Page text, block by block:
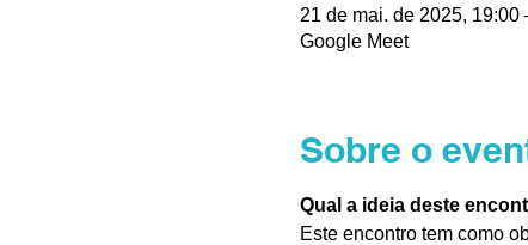
21 de mai. de 2025, 19:00
Google Meet
Sobre o
Qual a ideia deste
Este encontro tem como